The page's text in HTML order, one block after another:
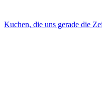
Kuchen, die uns gerade die